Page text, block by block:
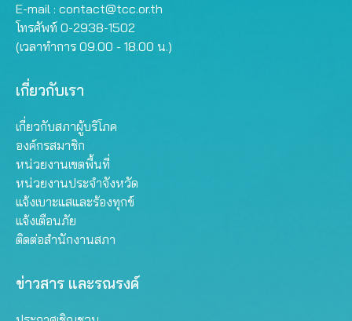
E-mail : contact@tcc.or.th
โทรศัพท์ 0-2938-1502
(เวลาทำการ 09.00 - 18.00 น.)
เกี่ยวกับเรา
เกี่ยวกับสภาผู้บริโภค
องค์กรสมาชิก
หน่วยงานเขตพื้นที่
หน่วยงานประจำจังหวัด
แจ้งเบาะแสและร้องทุกข์
แจ้งเตือนภัย
ติดต่อสำนักงานสภา
ข่าวสาร และรณรงค์